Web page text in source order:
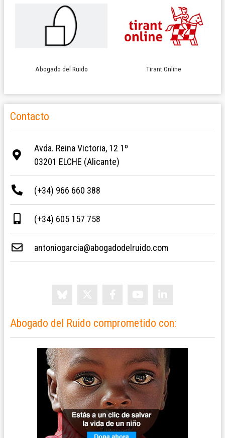
Abogado del Ruido Tirant Online
Contacto
Avda. Reina Victoria, 12 1º
03201 ELCHE (Alicante)
(+34) 966 660 388
(+34) 605 157 758
antoniogarcia@abogadodelruido.com
Abogado del Ruido comprometido con: